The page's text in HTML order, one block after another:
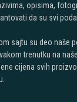
opisima,
da su svi
sajtu su deo naše
trenutku na
cijena svih